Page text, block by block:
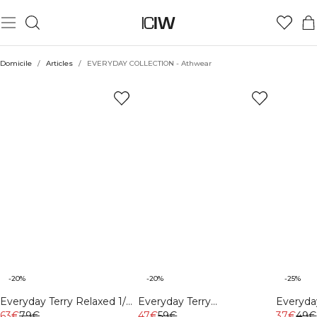
Domicile / Articles / EVERYDAY COLLECTION - Athwear
-20%
Everyday Terry Relaxed 1/4
-20%
Everyday Terry
-25%